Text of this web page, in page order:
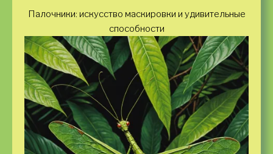
Палочники: искусство маскировки и удивительные
способности